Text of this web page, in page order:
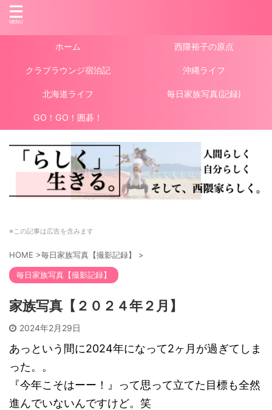
ホーム 西隈裕子の原点
クラブラウンジ宿泊記 沖縄ライフ
北海道ライフ 毎日家族写真(記録)
GO！GO！囲碁！
※この記事は広告を含みます
HOME >毎日家族写真【撮影記録】 >
毎日家族写真【撮影記録】
家族写真【２０２４年２月】
2024年2月29日
あっという間に2024年になって2ヶ月が過ぎてしま
った。。
『今年こそはーー！』って思って立てた目標も全然
進んでいないんですけど。笑